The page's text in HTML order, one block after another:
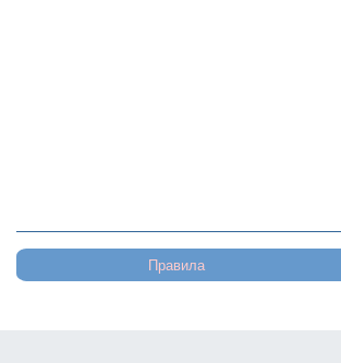
Правила